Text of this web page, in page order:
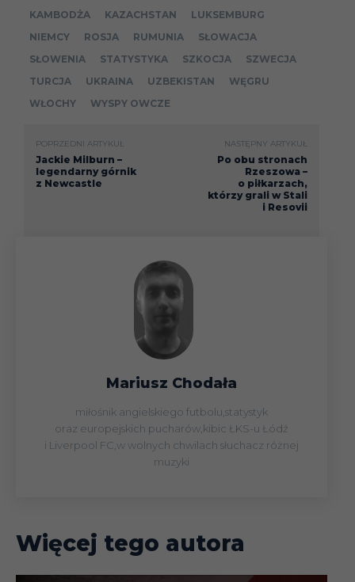
KAMBODŻA
KAZACHSTAN
LUKSEMBURG
NIEMCY
ROSJA RUMUNIA
SŁOWACJA
SŁOWENIA
STATYSTYKA SZKOCJA
SZWECJA
TURCJA
UKRAINA UZBEKISTAN
WĘGRU
WŁOCHY
WYSPY OWCZE
POPRZEDNI ARTYKUŁ
Jackie Milburn –
legendarny górnik
z Newcastle
NASTĘPNY ARTYKUŁ
Po obu stronach
Rzeszowa –
o piłkarzach,
którzy grali w Stali
i Resovii
Mariusz Chodała
miłośnik angielskiego futbolu,statystyk
oraz europejskich pucharów,kibic ŁKS-u Łódź
i Liverpool FC,w wolnych chwilach słuchacz różnej
muzyki
Więcej tego autora